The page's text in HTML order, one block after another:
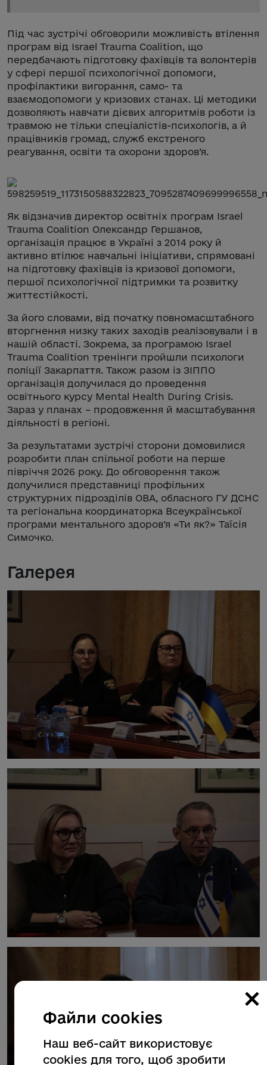
Під час зустрічі обговорили можливість втілення
програм від Israel Trauma Coalition, що
передбачають підготовку фахівців та волонтерів
у сфері першої психологічної допомоги,
профілактики вигорання, само- та
взаємодопомоги у кризових станах. Ці методики
дозволяють навчати дієвих алгоритмів роботи із
травмою не тільки спеціалістів-психологів, а й
працівників громад, служб екстреного
реагування, освіти та охорони здоров’я.
Як відзначив директор освітніх програм Israel
Trauma Coalition Олександр Гершанов,
організація працює в Україні з 2014 року й
активно втілює навчальні ініціативи, спрямовані
на підготовку фахівців із кризової допомоги,
першої психологічної підтримки та розвитку
життєстійкості.
За його словами, від початку повномасштабного
вторгнення низку таких заходів реалізовували і в
нашій області. Зокрема, за програмою Israel
Trauma Coalition тренінги пройшли психологи
поліції Закарпаття. Також разом із ЗІППО
організація долучилася до проведення
освітнього курсу Mental Health During Crisis.
Зараз у планах – продовження й масштабування
діяльності в регіоні.
За результатами зустрічі сторони домовилися
розробити план спільної роботи на перше
півріччя 2026 року. До обговорення також
долучилися представниці профільних
структурних підрозділів ОВА, обласного ГУ ДСНС
та регіональна координаторка Всеукраїнської
програми ментального здоров’я «Ти як?» Таїсія
Симочко.
Галерея
×
Файли cookies
Наш веб-сайт використовує
cookies для того, щоб зробити